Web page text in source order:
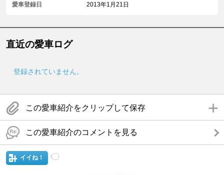
愛車登録日 2013年1月21日
直近の愛車ログ
登録されていません。
この愛車紹介をクリップして保存
この愛車紹介のコメントを見る
イイね！